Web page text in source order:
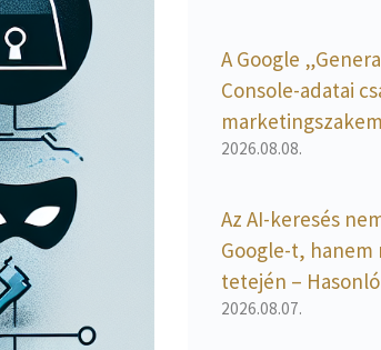
A Google
Console-adatai
2026.08.08.
Az AI-keresés
Google-t, hanem
tetején –
2026.08.07.